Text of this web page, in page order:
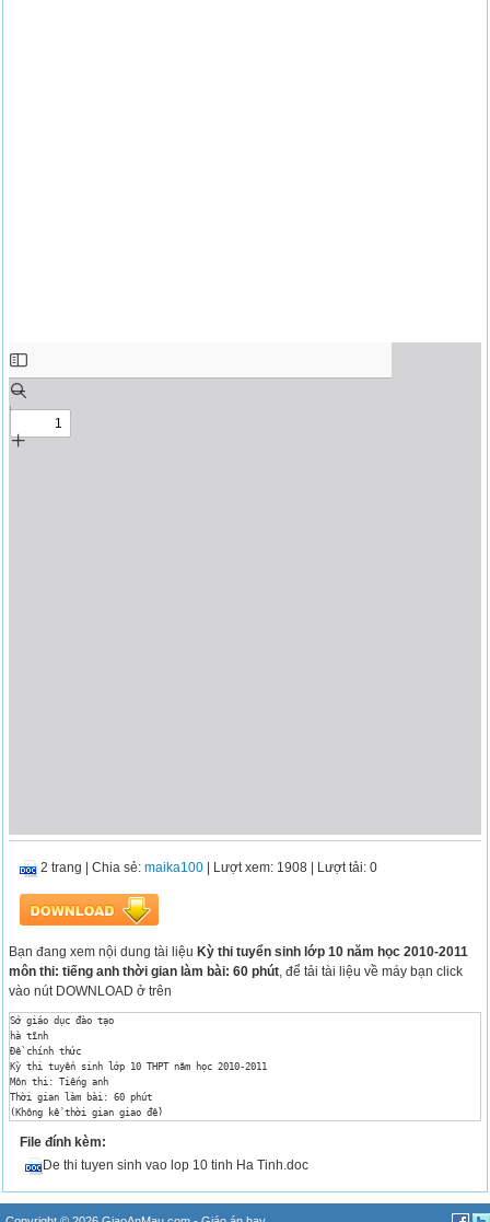
2 trang |Chia sẻ:maika100 | Lượt xem: 1908 | Lượt tải: 0
Bạn đang xem nội dung tài liệu Kỳ thi tuyển sinh lớp 10 năm học 2010-2011
môn thi: tiếng anh thời gian làm bài: 60 phút, để tải tài liệu về máy bạn click
vào nút DOWNLOAD ở trên
Sở giáo dục đào tạo
hà tĩnh
Đề chính thức
Kỳ thi tuyển sinh lớp 10 THPT năm học 2010-2011
Môn thi: Tiếng anh
Thời gian làm bài: 60 phút
(Không kể thời gian giao đề)
Show me the shoes. You bought them yesterday.
Show me...
They have finished the report.
I lost my money, so I couldn’t buy a ticket.
Because....
File đính kèm:
De thi tuyen sinh vao lop 10 tinh Ha Tinh.doc